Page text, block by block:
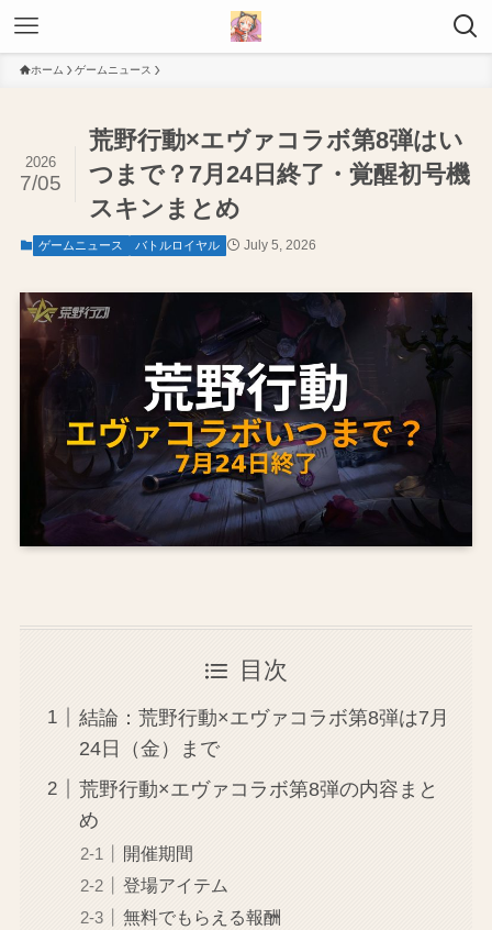
ホーム ゲームニュース
荒野行動×エヴァコラボ第8弾はい
つまで？7月24日終了・覚醒初号機
スキンまとめ
2026
7/05
ゲームニュース バトルロイヤル July 5, 2026
目次
結論：荒野行動×エヴァコラボ第8弾は7月
24日（金）まで
荒野行動×エヴァコラボ第8弾の内容まと
め
開催期間
登場アイテム
無料でもらえる報酬